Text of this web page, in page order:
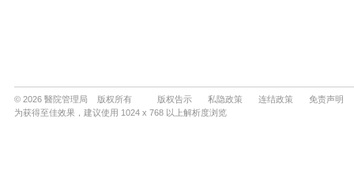
© 2026 醫院管理局 版权所有 版权告示 私隐政策 连结政策
免责声明
为获得至佳效果，建议使用 1024 x 768 以上解析度浏览